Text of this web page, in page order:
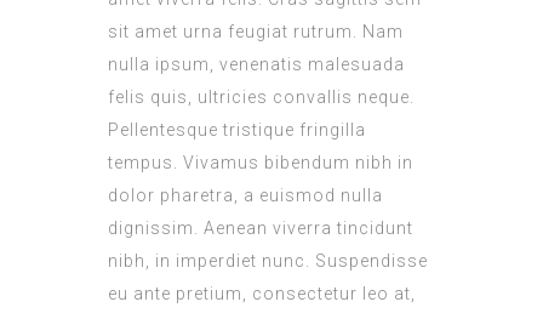
sit amet urna feugiat rutrum. Nam
nulla ipsum, venenatis malesuada
felis quis, ultricies convallis neque.
Pellentesque tristique fringilla
tempus. Vivamus bibendum nibh in
dolor pharetra, a euismod nulla
dignissim. Aenean viverra tincidunt
nibh, in imperdiet nunc. Suspendisse
eu ante pretium, consectetur leo at,